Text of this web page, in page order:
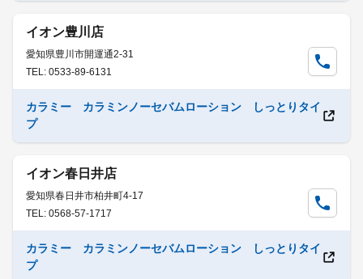
イオン豊川店
愛知県豊川市開運通2-31
TEL: 0533-89-6131
カラミー カラミンノーセバムローション しっとりタイ
プ
イオン春日井店
愛知県春日井市柏井町4-17
TEL: 0568-57-1717
カラミー カラミンノーセバムローション しっとりタイ
プ